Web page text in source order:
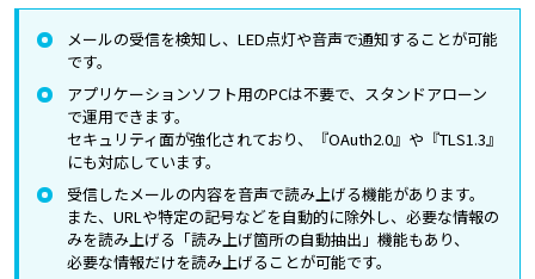
メールの受信を検知し、LED点灯や音声で通知することが可能
です。
アプリケーションソフト用のPCは不要で、スタンドアローン
で運用できます。
セキュリティ面が強化されており、『OAuth2.0』や『TLS1.3』
にも対応しています。
受信したメールの内容を音声で読み上げる機能があります。
また、URLや特定の記号などを自動的に除外し、必要な情報の
みを読み上げる「読み上げ箇所の自動抽出」機能もあり、
必要な情報だけを読み上げることが可能です。